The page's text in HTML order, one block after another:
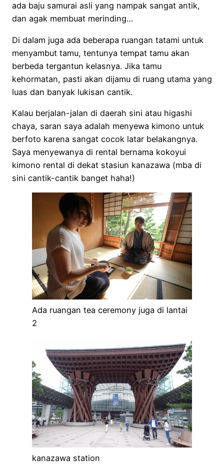
ada baju samurai asli yang nampak sangat antik,
dan agak membuat merinding…
Di dalam juga ada beberapa ruangan tatami untuk
menyambut tamu, tentunya tempat tamu akan
berbeda tergantun kelasnya. Jika tamu
kehormatan, pasti akan dijamu di ruang utama yang
luas dan banyak lukisan cantik.
Kalau berjalan-jalan di daerah sini atau higashi
chaya, saran saya adalah menyewa kimono untuk
berfoto karena sangat cocok latar belakangnya.
Saya menyewanya di rental bernama kokoyui
kimono rental di dekat stasiun kanazawa (mba di
sini cantik-cantik banget haha!)
Ada ruangan tea ceremony juga di lantai
2
kanazawa station